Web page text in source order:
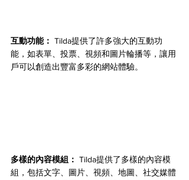
互動功能： Tilda提供了許多強大的互動功
能，如表單、投票、視頻和圖片輪播等，讓用
戶可以創造出豐富多彩的網站體驗。
多樣的內容模組： Tilda提供了多樣的內容模
組，包括文字、圖片、視頻、地圖、社交媒體